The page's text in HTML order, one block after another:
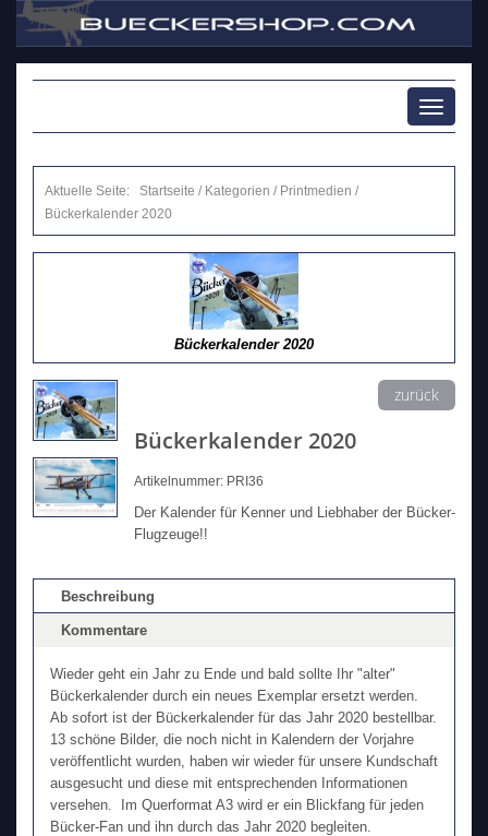
Toggle
Aktuelle Seite: Startseite / Kategorien / Printmedien /
Bückerkalender 2020
Bückerkalender 2020
zurück
Bückerkalender 2020
Artikelnummer: PRI36
Der Kalender für Kenner und Liebhaber der Bücker-
Flugzeuge!!
Beschreibung
Kommentare
Wieder geht ein Jahr zu Ende und bald sollte Ihr "alter"
Bückerkalender durch ein neues Exemplar ersetzt werden.
Ab sofort ist der Bückerkalender für das Jahr 2020 bestellbar.
13 schöne Bilder, die noch nicht in Kalendern der Vorjahre
veröffentlicht wurden, haben wir wieder für unsere Kundschaft
ausgesucht und diese mit entsprechenden Informationen
versehen. Im Querformat A3 wird er ein Blickfang für jeden
Bücker-Fan und ihn durch das Jahr 2020 begleiten.